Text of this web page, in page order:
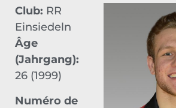
Club: RR
Einsiedeln
Âge
(Jahrgang):
26 (1999)
Numéro de